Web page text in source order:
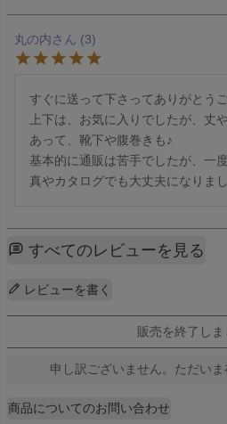
丸の内 3
すぐに送って下さってありがとう
上下は、お気に入りでしたが、丈
あって、靴下や腹巻きも♪
基本的に通販は苦手でしたが、一
真やカタログでも大丈夫になりまし
すべてのレビューを見る
レビューを書く
販売を終了しま
申し訳ございません。ただいま
商品についてのお問い合わせ